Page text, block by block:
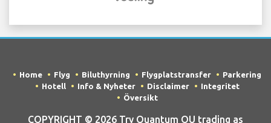
Home Flyg Biluthyrning Flygplatstransfer
Parkering
Hotell
Info & Nyheter Disclaimer
Integritet
Översikt
COPYRIGHT © 2026 Try Quantum OU trading as